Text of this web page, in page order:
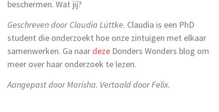
beschermen. Wat jij?
Geschreven door Claudia Lüttke. Claudia is een PhD
student die onderzoekt hoe onze zintuigen met elkaar
samenwerken. Ga naar deze Donders Wonders blog om
meer over haar onderzoek te lezen.
Aangepast door Marisha. Vertaald door Felix.